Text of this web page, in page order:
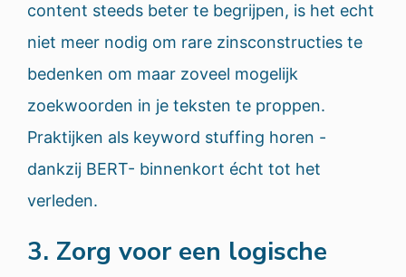
content steeds beter te begrijpen, is het echt
niet meer nodig om rare zinsconstructies te
bedenken om maar zoveel mogelijk
zoekwoorden in je teksten te proppen.
Praktijken als keyword stuffing horen -
dankzij BERT- binnenkort écht tot het
verleden.
3. Zorg voor een logische